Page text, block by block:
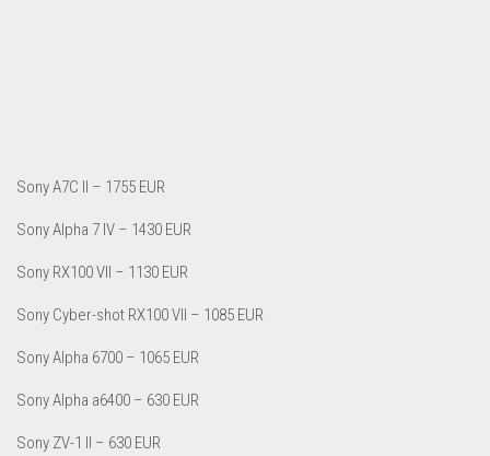
Sony A7C II – 1755 EUR
Sony Alpha 7 IV – 1430 EUR
Sony RX100 VII – 1130 EUR
Sony Cyber-shot RX100 VII – 1085 EUR
Sony Alpha 6700 – 1065 EUR
Sony Alpha a6400 – 630 EUR
Sony ZV-1 II – 630 EUR